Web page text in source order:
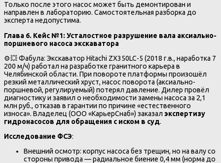
Только после этого насос может быть демонтирован и
направлен в лабораторию. Самостоятельная разборка до
эксперта недопустима.
Глава 6. Кейс №1: Усталостное разрушение вала аксиально-
поршневого насоса экскаватора
⚙️💥 Фабула: Экскаватор Hitachi ZX350LC-5 (2018 г.в., наработка 7
200 м/ч) работал на разработке гранитного карьера в
Челябинской области. При повороте платформы произошёл
резкий металлический хруст, насос поворота (аксиально-
поршневой, регулируемый) потерял давление. Дилер провёл
диагностику и заявил о необходимости замены насоса за 2,1
млн руб., отказав в гарантии по причине «естественного
износа». Владелец (ООО «КарьерСнаб») заказал экспертизу
гидронасосов для обращения с иском в суд.
Исследование ФСЭ:
Внешний осмотр: корпус насоса без трещин, но на валу со
стороны привода — радиальное биение 0,4 мм (норма до